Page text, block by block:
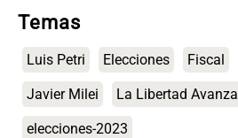
Temas
Luis Petri Elecciones Fiscal
Javier Milei La Libertad Avanza
elecciones-2023